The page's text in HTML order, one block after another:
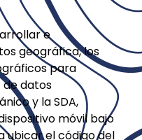
e
geográfica, los
para
de datos
y la SDA,
móvil bajo
ubicar el código del